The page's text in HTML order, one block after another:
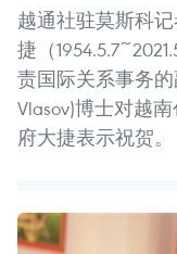
越通社驻莫斯科
捷（
责国际关系事务的
Vlasov)博士对越
府大捷表示祝贺。